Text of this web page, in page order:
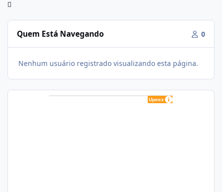
Quem Está Navegando 0
Nenhum usuário registrado visualizando esta página.